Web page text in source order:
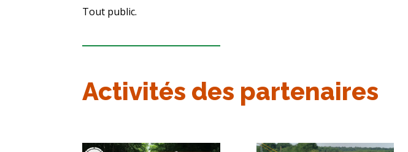
Tout public.
Activités des partenaires